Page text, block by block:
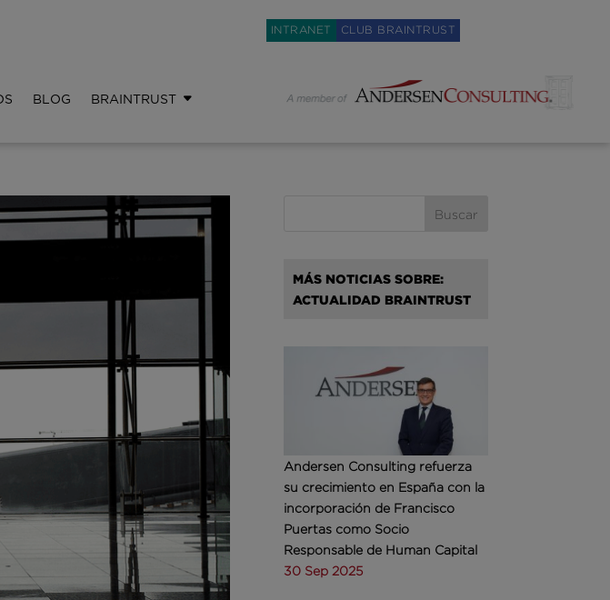
INTRANET CLUB BRAINTRUST
BLOG BRAINTRUST
MÁS NOTICIAS SOBRE:
ACTUALIDAD BRAINTRUST
Andersen Consulting refuerza
su crecimiento en España con la
incorporación de Francisco
Puertas como Socio
Responsable de Human Capital
30 Sep 2025